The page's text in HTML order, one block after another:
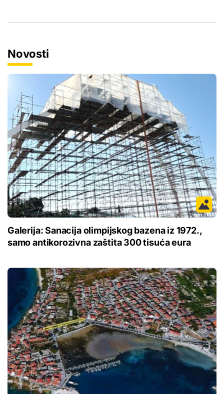
Novosti
Galerija: Sanacija olimpijskog bazena iz 1972.,
samo antikorozivna zaštita 300 tisuća eura